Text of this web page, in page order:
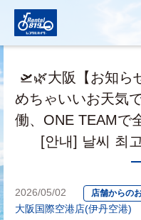
🛫🌿大阪【お知ら
めちゃいいお天気
働、ONE TEAM
[안내] 날씨 최
2026/05/02 店舗からの
大阪国際空港店(伊丹空港)